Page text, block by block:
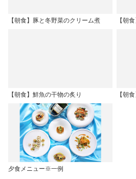
【朝食】豚と冬野菜のクリーム煮 【朝
【朝食】鮮魚の干物の炙り 【朝
夕食メニュー※一例